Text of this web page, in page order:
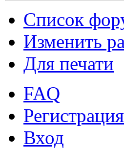
Список
Изменить
Для печати
FAQ
Регистрация
Вход